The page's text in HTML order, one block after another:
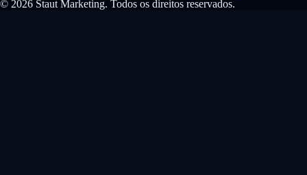
© 2026 Staut Marketing. Todos os direitos reservados.